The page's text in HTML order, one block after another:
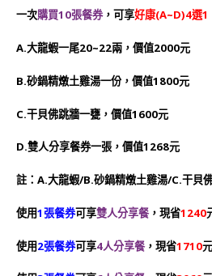
一次購買10張餐券，可享好康(A~D)4選1
A.大龍蝦一尾20~22兩，價值2000元
B.砂鍋精燉土雞湯一份，價值1800元
C.干貝佛跳牆一甕，價值1600元
D.雙人分享餐券一張，價值1268元
註：A.大龍蝦/B.砂鍋精燉土雞湯/C.干貝
使用1張餐券可享雙人分享餐，現省1240
使用2張餐券可享4人分享餐，現省1710